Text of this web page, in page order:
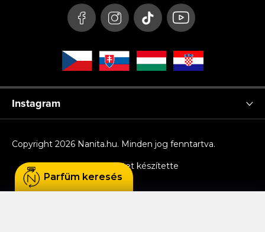
Instagram
Shoptet készítette
Copyright 2026 Nanita.hu. Minden jog fenntartva.
Parfüm keresés